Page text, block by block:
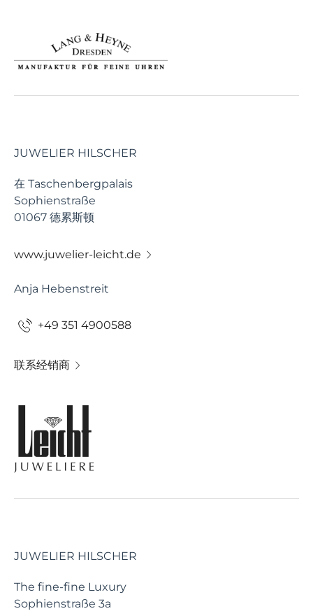
JUWELIER HILSCHER
在 Taschenbergpalais
Sophienstraße
01067 德累斯顿
www.juwelier-leicht.de
Anja Hebenstreit
+49 351 4900588
联系经销商
JUWELIER HILSCHER
The fine-fine Luxury
Sophienstraße 3a